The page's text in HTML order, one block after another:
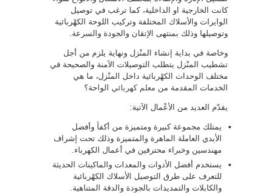
كانت الخارجية او الداخلية، كما ترغب في توصيل
الوايرات والأسلاك المختلفة وتركيب اللوحة الكهْربائية
وتوصيلها وذلك بمنتهى الإتقان والجودة والسرعة.
وخاصة في بداية إنشاء المنْزل ونهاية يلزم من أجل
تشطيب المنْزل يتطلب التوصيلات الآمنة والصحيحة في
مختلف الوحدات الكهْربائية داخل المنْزل، ما هي
الخدمات المقدمة من معلم كهربائي الواحة؟
يقدّم العديد من الأعْمال الآتية:
يمتلك مجموعة كبيرة ومتميزة من أكفأ وأفضل
الأيدي العاملة الماهرة والمتميزة وذلك تحت إشراف
مهندسين وخبراء محترفين في أعمال الكهرباء.
يستخدم أفضل الأدوات والمعدات والماكينات الحديثة
للتعرف على طرق التوصيل الأسلاك الكهْربائية
والكابلات والتمديدات بالجودة والدقة المتناهية.